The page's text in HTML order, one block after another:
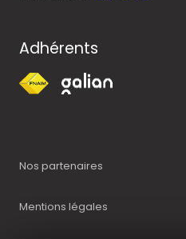
Adhérents
Nos partenaires
Mentions légales